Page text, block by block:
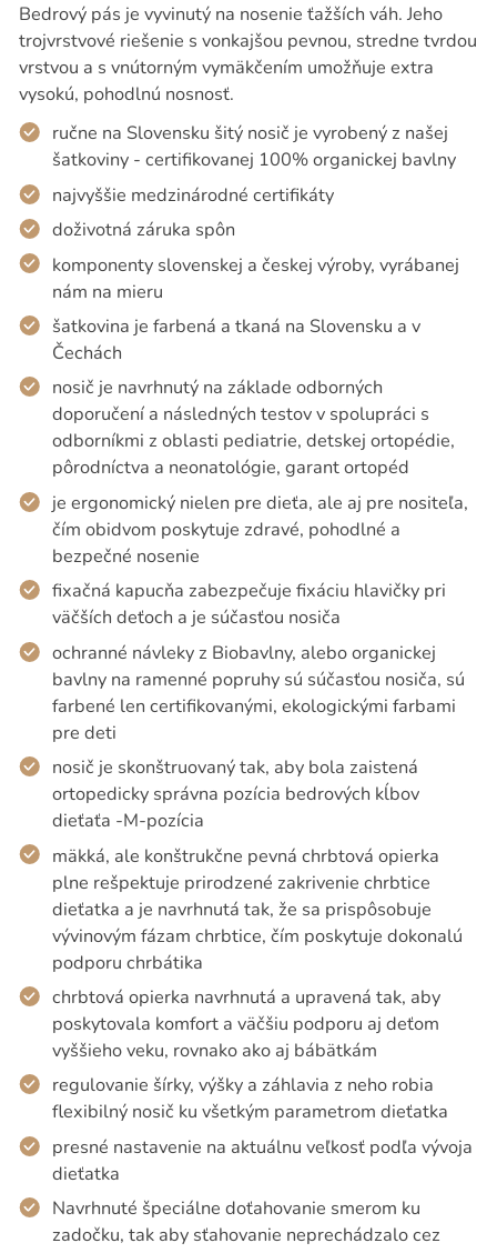
Bedrový pás je vyvinutý na nosenie ťažších váh. Jeho
trojvrstvové riešenie s vonkajšou pevnou, stredne tvrdou
vrstvou a s vnútorným vymäkčením umožňuje extra
vysokú, pohodlnú nosnosť.
ručne na Slovensku šitý nosič je vyrobený z našej
šatkoviny - certifikovanej 100% organickej bavlny
najvyššie medzinárodné certifikáty
doživotná záruka spôn
komponenty slovenskej a českej výroby, vyrábanej
nám na mieru
šatkovina je farbená a tkaná na Slovensku a v
Čechách
nosič je navrhnutý na základe odborných
doporučení a následných testov v spolupráci s
odborníkmi z oblasti pediatrie, detskej ortopédie,
pôrodníctva a neonatológie, garant ortopéd
je ergonomický nielen pre dieťa, ale aj pre nositeľa,
čím obidvom poskytuje zdravé, pohodlné a
bezpečné nosenie
fixačná kapucňa zabezpečuje fixáciu hlavičky pri
väčších deťoch a je súčasťou nosiča
ochranné návleky z Biobavlny, alebo organickej
bavlny na ramenné popruhy sú súčasťou nosiča, sú
farbené len certifikovanými, ekologickými farbami
pre deti
nosič je skonštruovaný tak, aby bola zaistená
ortopedicky správna pozícia bedrových kĺbov
dieťaťa -M-pozícia
mäkká, ale konštrukčne pevná chrbtová opierka
plne rešpektuje prirodzené zakrivenie chrbtice
dieťatka a je navrhnutá tak, že sa prispôsobuje
vývinovým fázam chrbtice, čím poskytuje dokonalú
podporu chrbátika
chrbtová opierka navrhnutá a upravená tak, aby
poskytovala komfort a väčšiu podporu aj deťom
vyššieho veku, rovnako ako aj bábätkám
regulovanie šírky, výšky a záhlavia z neho robia
flexibilný nosič ku všetkým parametrom dieťatka
presné nastavenie na aktuálnu veľkosť podľa vývoja
dieťatka
Navrhnuté špeciálne doťahovanie smerom ku
zadočku, tak aby sťahovanie neprechádzalo cez